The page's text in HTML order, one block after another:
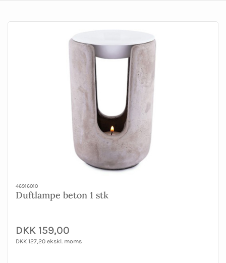
46916010
Duftlampe beton 1 stk
DKK 159,00
DKK 127,20 ekskl. moms